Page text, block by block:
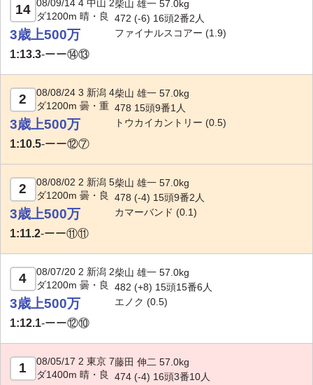
14 08/09/14 4 中山 2
ダ1200m 晴・良
3歳上500万
1:13.3-ーー⑭⑬
柴山 雄一 57.0kg
472 (-6) 16頭2番2人
ファイナルスコアー (1.9)
2
08/08/24 3 新潟 4
ダ1200m 曇・重
3歳上500万
1:10.5-ーー⑫⑦
柴山 雄一 57.0kg
478 15頭9番1人
トウカイカントリー (0.5)
2
08/08/02 2 新潟 5
ダ1200m 曇・良
3歳上500万
1:11.2-ーー⑪⑪
柴山 雄一 57.0kg
478 (-4) 15頭9番2人
カマーバンド (0.1)
4
08/07/20 2 新潟 2
ダ1200m 曇・良
3歳上500万
1:12.1-ーー⑫⑩
柴山 雄一 57.0kg
482 (+8) 15頭15番6人
エノク (0.5)
1
08/05/17 2 東京 7
ダ1400m 晴・良
藤田 伸二 57.0kg
474 (-4) 16頭3番10人